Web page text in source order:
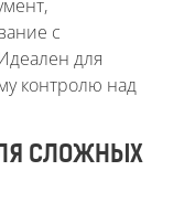
с
для
контролю над
СЛОЖНЫХ